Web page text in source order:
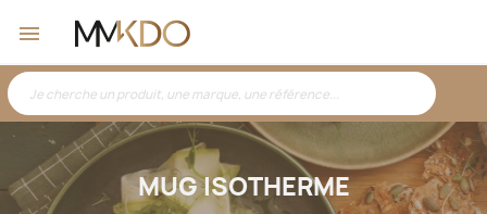
MUG ISOTHERME